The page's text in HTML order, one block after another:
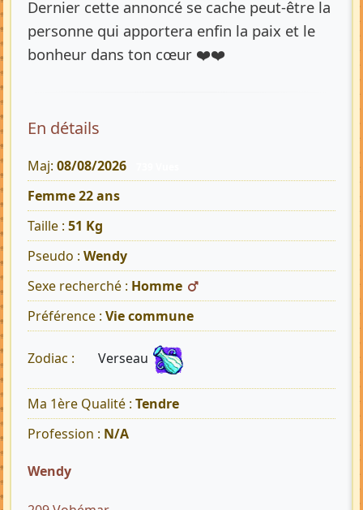
Dernier cette annoncé se cache peut-être la
personne qui apportera enfin la paix et le
bonheur dans ton cœur ❤️❤️
En détails
Maj: 08/08/2026
Femme 22 ans
Taille : 51 Kg
Pseudo : Wendy
Sexe recherché : Homme
Préférence : Vie commune
Zodiac : Verseau
Ma 1ère Qualité : Tendre
Profession : N/A
Wendy